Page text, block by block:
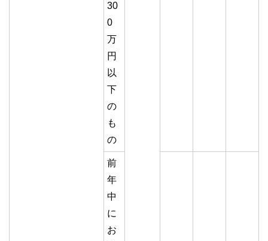
30
0
万
円
以
下
の
も
の
前
年
中
に
お